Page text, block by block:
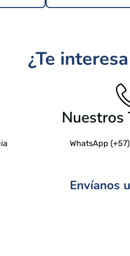
¿Te
Nuestros
WhatsApp
Envíanos